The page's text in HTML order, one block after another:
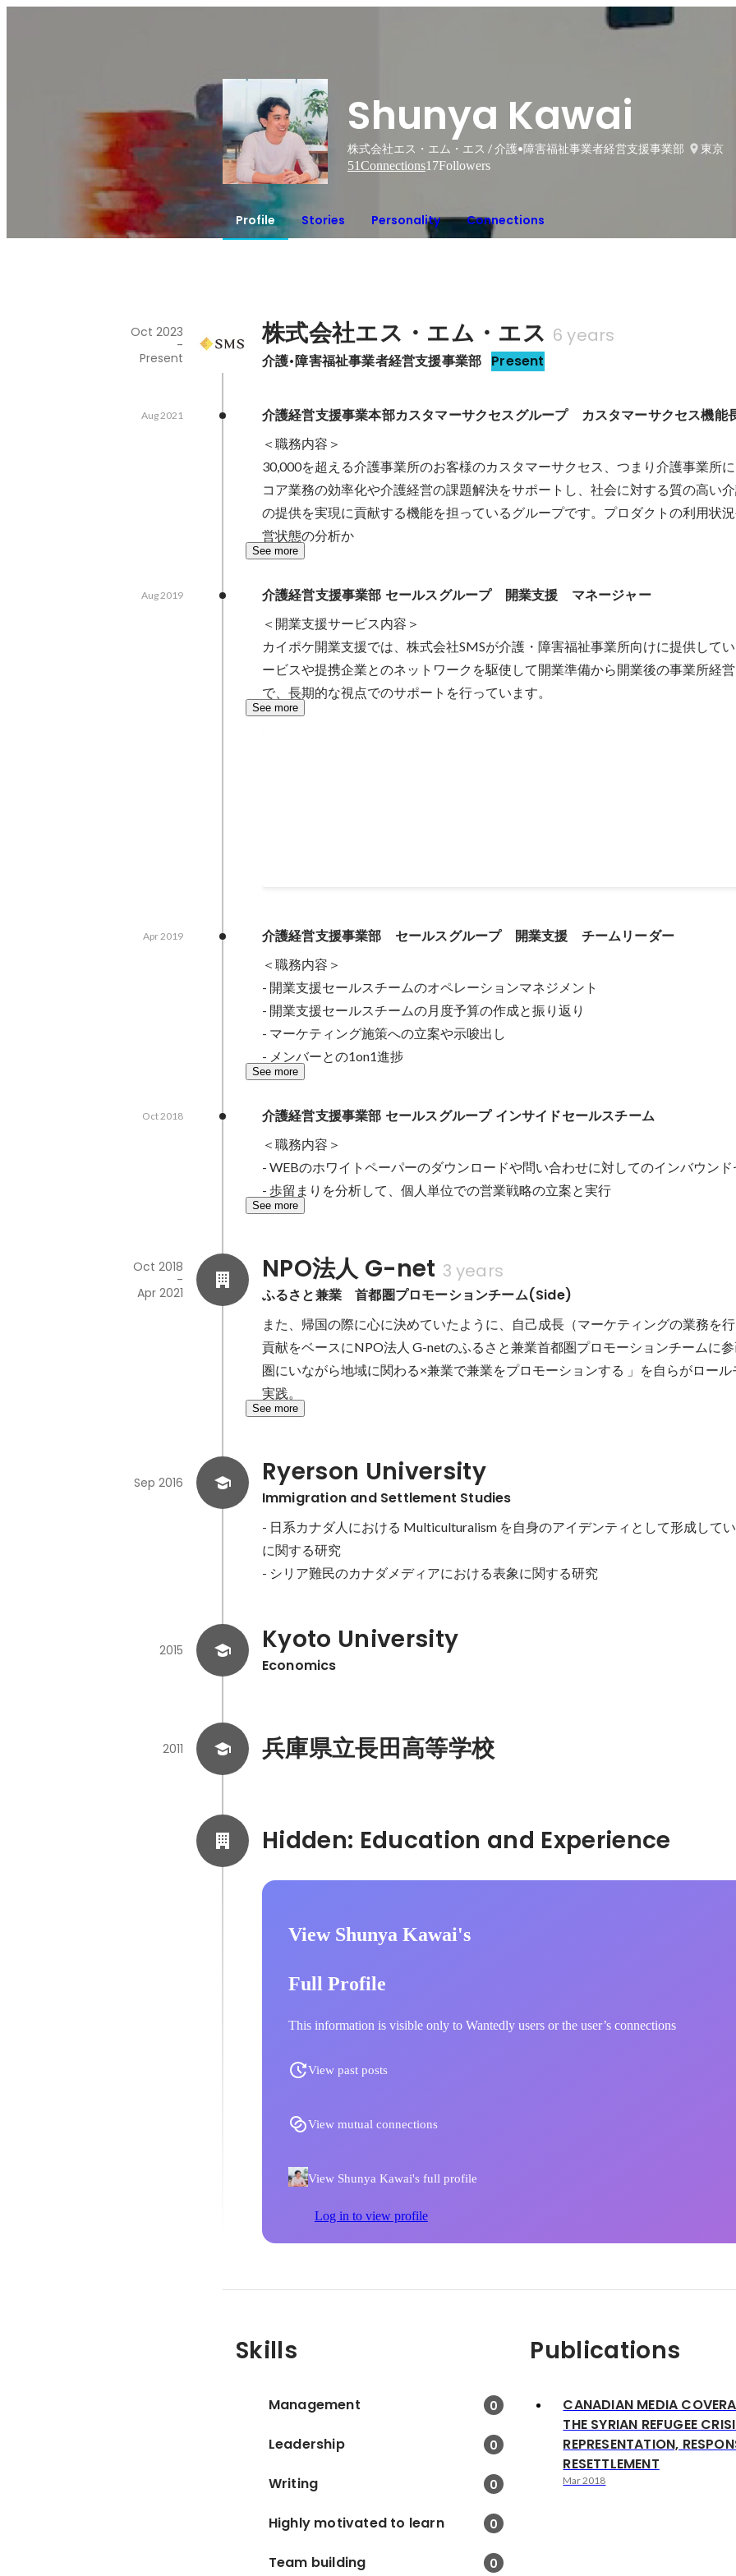
Shunya Kawai
株式会社エス・エム・エス / 介護•障害福祉事業者経営支援事業部
東京
51Connections17Followers
Profile Stories Personality Connections
株式会社エス・エム・エス 6 years
介護•障害福祉事業者経営支援事業部 Present
Oct 2023
-
Present
介護経営支援事業本部カスタマーサクセスグループ　カスタマーサクセス機能
Aug 2021
＜職務内容＞
30,000を超える介護事業所のお客様のカスタマーサクセス、つまり介護事業所
コア業務の効率化や介護経営の課題解決をサポートし、社会に対する質の高い
の提供を実現に貢献する機能を担っているグループです。プロダクトの利用状
営状態の分析か
See more
介護経営支援事業部 セールスグループ　開業支援　マネージャー
Aug 2019
＜開業支援サービス内容＞
カイポケ開業支援では、株式会社SMSが介護・障害福祉事業所向けに提供して
ービスや提携企業とのネットワークを駆使して開業準備から開業後の事業所経営
で、長期的な視点でのサポートを行っています。
See more
介護経営支援事業部　セールスグループ　開業支援　チームリーダー
Apr 2019
＜職務内容＞
- 開業支援セールスチームのオペレーションマネジメント
- 開業支援セールスチームの月度予算の作成と振り返り
- マーケティング施策への立案や示唆出し
- メンバーとの1on1進捗
See more
介護経営支援事業部 セールスグループ インサイドセールスチーム
Oct 2018
＜職務内容＞
- WEBのホワイトペーパーのダウンロードや問い合わせに対してのインバウンド
- 歩留まりを分析して、個人単位での営業戦略の立案と実行
See more
NPO法人 G-net 3 years
ふるさと兼業　首都圏プロモーションチーム(Side)
Oct 2018
-
Apr 2021
また、帰国の際に心に決めていたように、自己成長（マーケティングの業務を
貢献をベースにNPO法人 G-netのふるさと兼業首都圏プロモーションチームに
圏にいながら地域に関わる×兼業で兼業をプロモーションする 」を自らがロール
実践。
See more
Ryerson University
Immigration and Settlement Studies
Sep 2016
- 日系カナダ人における Multiculturalism を自身のアイデンティとして形成して
に関する研究
- シリア難民のカナダメディアにおける表象に関する研究
Kyoto University
Economics
2015
兵庫県立長田高等学校
2011
View Shunya Kawai's
Full Profile
This information is visible only to Wantedly users or the user’s connections
View past posts
View mutual connections
View Shunya Kawai's full profile
Log in to view profile
Skills
Management 0
Leadership 0
Writing 0
Highly motivated to learn 0
Team building 0
Publications
CANADIAN MEDIA
THE SYRIAN REFUGEE
REPRESENTATION,
RESETTLEMENT
Mar 2018